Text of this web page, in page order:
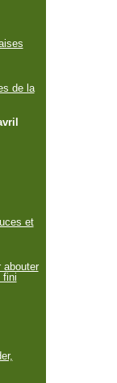
de la
et
abouter
fini